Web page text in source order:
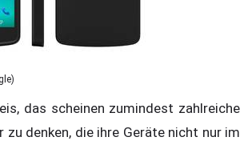
das scheinen zumindest zahlreiche
denken, die ihre Geräte nicht nur im